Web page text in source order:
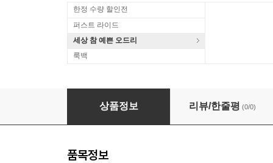
한정 수량 할인전
퍼스트 라이드
세상 참 예쁜 오드리
룩백
Giuliano Carmigola 알비노니: 협주곡
상품정보 리뷰/한줄평 (0/0)
품목정보